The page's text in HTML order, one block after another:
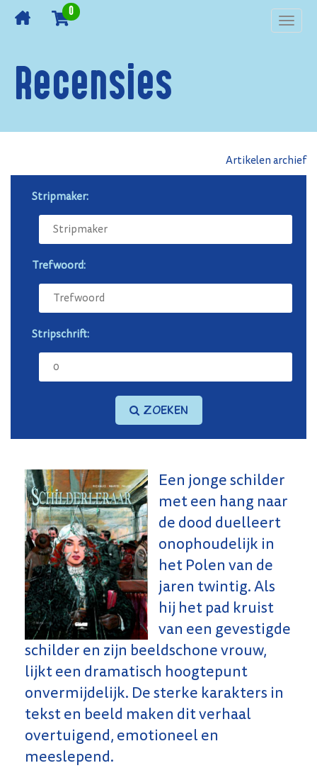
0
Recensies
Artikelen archief
Stripmaker:
Trefwoord:
Stripschrift:
Zoeken
Een jonge schilder
met een hang naar
de dood duelleert
onophoudelijk in
het Polen van de
jaren twintig. Als
hij het pad kruist
van een gevestigde
schilder en zijn beeldschone vrouw,
lijkt een dramatisch hoogtepunt
onvermijdelijk. De sterke karakters in
tekst en beeld maken dit verhaal
overtuigend, emotioneel en
meeslepend.